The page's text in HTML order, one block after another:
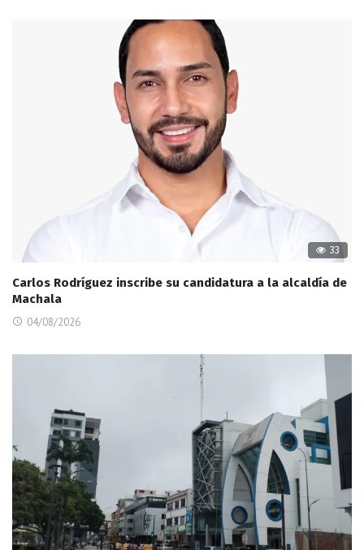
33
Carlos Rodríguez inscribe su candidatura a la alcaldía de
Machala
04/08/2026